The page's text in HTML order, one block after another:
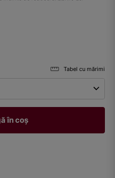
Tabel cu mărimi
în coș